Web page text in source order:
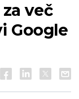
več
Google